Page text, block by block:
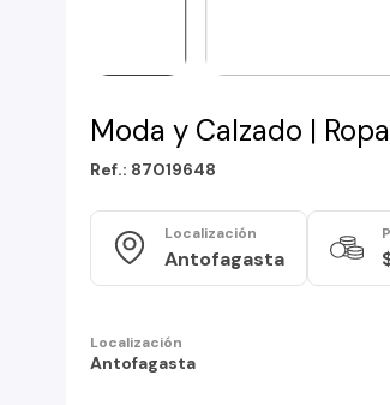
Moda y Calzado |
Ref.: 87019648
Localización
Antofagasta
Localización
Antofagasta